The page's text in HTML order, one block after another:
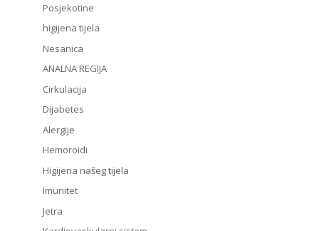
Posjekotine
higijena tijela
Nesanica
ANALNA REGIJA
Cirkulacija
Dijabetes
Alergije
Hemoroidi
Higijena našeg tijela
Imunitet
Jetra